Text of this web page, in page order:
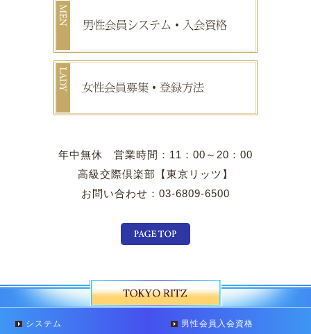
年中無休 営業時間：11：00～20：00
高級交際倶楽部【東京リッツ】
お問い合わせ：03-6809-6500
システム 男性会員入会資格